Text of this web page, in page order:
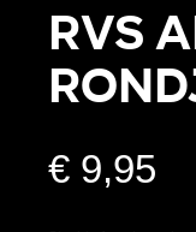
RVS
€ 9,95